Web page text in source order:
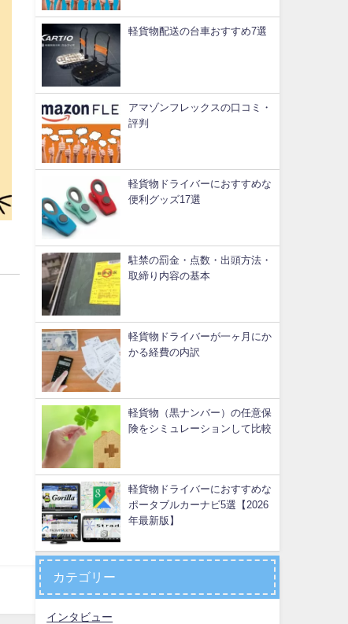
軽貨物配送の台車おすすめ7選
アマゾンフレックスの口コミ・
評判
軽貨物ドライバーにおすすめな
便利グッズ17選
駐禁の罰金・点数・出頭方法・
取締り内容の基本
軽貨物ドライバーが一ヶ月にか
かる経費の内訳
軽貨物（黒ナンバー）の任意保
険をシミュレーションして比較
軽貨物ドライバーにおすすめな
ポータブルカーナビ5選【2026
年最新版】
カテゴリー
インタビュー